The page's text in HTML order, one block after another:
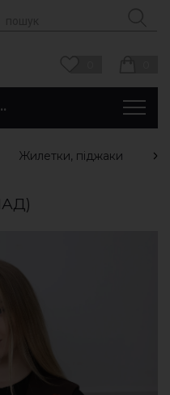
Жилетки, піджаки